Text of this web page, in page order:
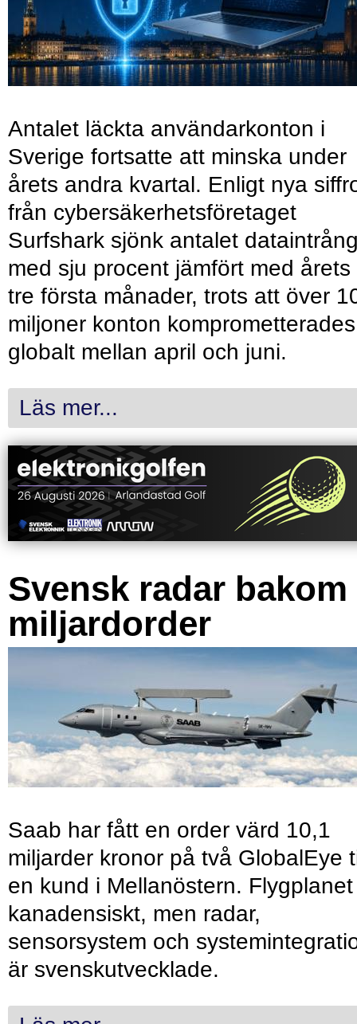
Antalet läckta användarkonton i
Sverige fortsatte att minska under
årets andra kvartal. Enligt nya
från cybersäkerhetsföretaget
Surfshark sjönk antalet
med sju procent jämfört med årets
tre första månader, trots att över
miljoner konton komprometterades
globalt mellan april och juni.
Läs mer...
Svensk radar bakom
miljardorder
Saab har fått en order värd 10,1
miljarder kronor på två GlobalEye
en kund i Mellanöstern.
kanadensiskt, men radar,
sensorsystem och
är svenskutvecklade.